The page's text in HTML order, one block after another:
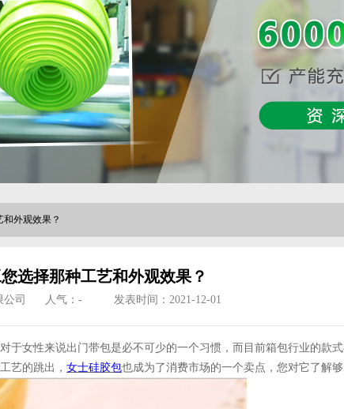
外观效果？
选择那种工艺和外观效果？
司 人气： - 发表时间：2021-12-01
于女性来说出门带包是必不可少的一个习惯，而目前箱包行业的款
艺的跳出， 女士硅胶包也成为了消费市场的一个卖点，您对它了解